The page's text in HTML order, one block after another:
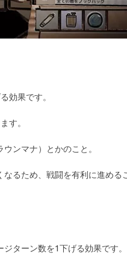
効果です。
す。
ンマナ）とかのこと。
るため、戦闘を有利に進める
ターン数を1下げる効果です。